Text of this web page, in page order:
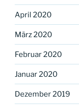
April 2020
März 2020
Februar 2020
Januar 2020
Dezember 2019